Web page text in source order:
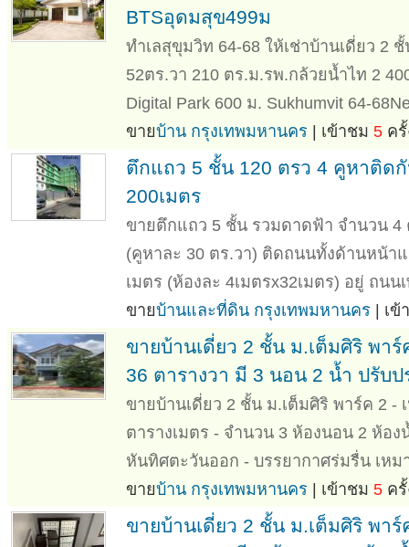
BTSอุดมสุข499ม
ทำเลสุขุมวิท 64-68 ให้เช่าบ้านเดี่ยว 2
52ตร.วา 210 ตร.ม.รพ.กล้วยน้ำไท 2
Digital Park 600 ม. Sukhumvit 64-
ขายบ้าน กรุงเทพมหานคร | เข้าชม 5 ค
ตึกแถว 5 ชั้น 120 ตรว 4 คูหาติด
200เมตร
ขายตึกแถว 5 ชั้น รวมดาดฟ้า จำนวน 4
(คูหาละ 30 ตร.วา) ติดถนนทั้งด้านหน้า
เมตร (ห้องละ 4เมตรx32เมตร) อยู่ ถนน
ขายบ้านและที่ดิน กรุงเทพมหานคร | เ
ขายบ้านเดี่ยว 2 ชั้น ม.เต็มศิริ พา
36 ตารางวา มี 3 นอน 2 น้ำ ปรับ
ขายบ้านเดี่ยว 2 ชั้น ม.เต็มศิริ พาร์ค 2 -
ตารางเมตร - จำนวน 3 ห้องนอน 2 ห้อ
หันทิศตะวันออก - บรรยากาศร่มรื่น เหม
ขายบ้าน กรุงเทพมหานคร | เข้าชม 5 ค
ขายบ้านเดี่ยว 2 ชั้น ม.เต็มศิริ พา